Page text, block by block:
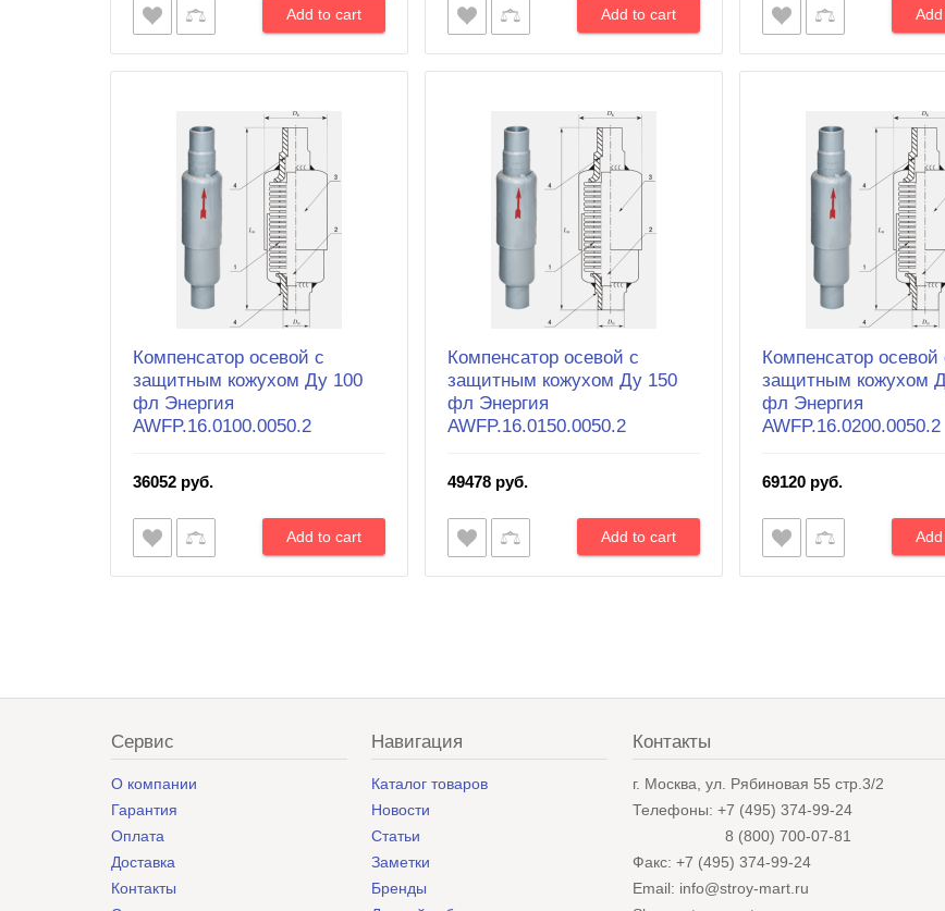
Компенсатор осевой с
защитным кожухом Ду 100
фл Энергия
AWFP.16.0100.0050.2
36052 руб.
Компенсатор осевой с
защитным кожухом Ду 150
фл Энергия
AWFP.16.0150.0050.2
49478 руб.
Компенсатор осевой
защитным кожухом
фл Энергия
AWFP.16.0200.0050.2
69120 руб.
Сервис
О компании
Гарантия
Оплата
Доставка
Контакты
Навигация
Каталог товаров
Новости
Статьи
Заметки
Бренды
Контакты
г. Москва, ул. Рябиновая 55 стр.3/2
Телефоны: +7 (495) 374-99-24
8 (800) 700-07-81
Факс: +7 (495) 374-99-24
Email: info@stroy-mart.ru